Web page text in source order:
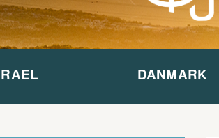
DANMARK